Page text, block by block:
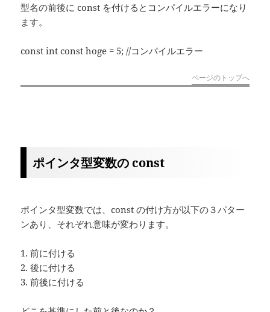
型名の前後に const を付けるとコンパイルエラーになり
ます。
const int const hoge = 5; //コンパイルエラー
ページのトップへ
ポインタ型変数の const
ポインタ型変数では、const の付け方が以下の３パター
ンあり、それぞれ意味が変わります。
1. 前に付ける
2. 後に付ける
3. 前後に付ける